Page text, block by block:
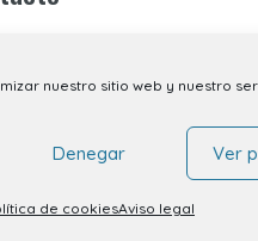
nuestro sitio web y nuestro
Denegar Ver
de cookiesAviso legal
de locales
nos importa
con nosotros
Frecuentes